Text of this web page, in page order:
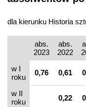
dla kierunku Historia
abs.
2023
abs.
2022
w I
roku
0,76 0,61
w II
roku
0,22